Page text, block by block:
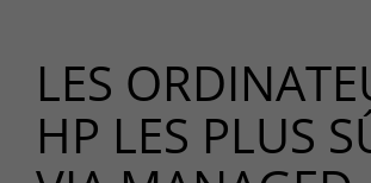
Customer area
Access to the information area reserved
LES
HP LES PLUS